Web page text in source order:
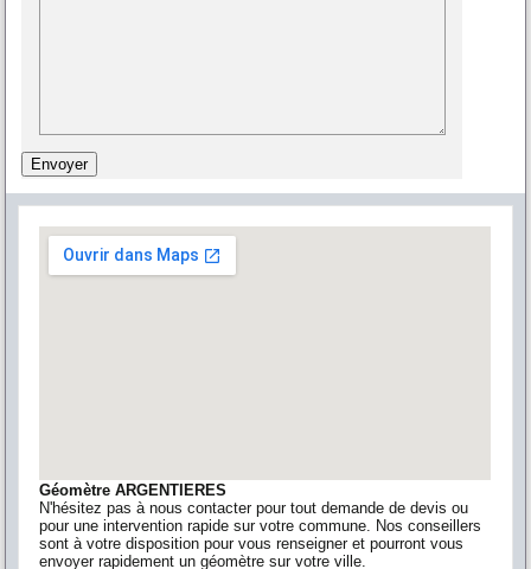
Géomètre ARGENTIERES
N'hésitez pas à nous contacter pour tout demande de devis ou
pour une intervention rapide sur votre commune. Nos conseillers
sont à votre disposition pour vous renseigner et pourront vous
envoyer rapidement un géomètre sur votre ville.